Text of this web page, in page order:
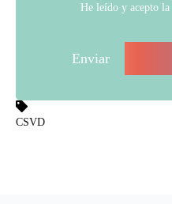
He leído y acepto la
CSVD